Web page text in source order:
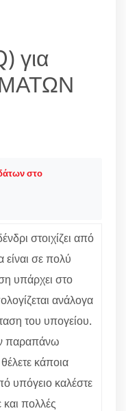
για
στο
στοιχίζει από
σε πολύ
υπάρχει στο
ανάλογα
του υπογείου.
παραπάνω
κάποια
υπόγειο καλέστε
πολλές